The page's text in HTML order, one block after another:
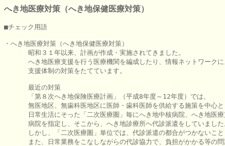
へき地医療対策（へき地保健医療対策）
■チェック用語
・へき地医療対策（へき地保健医療対策）
昭和３１年以来、計画が作成・実施されてきました。
へき地医療支援を行う医療機関を編成したり、情報ネットワーク
      支援体制の対策をたてています。
      最近の対策
      「第８次へき地保険医療計画」（平成8年度～12年度）では、
無医地区、無歯科医地区に医師・歯科医師を供給する施策を中心
日常生活にそった「二次医療圏」毎にへき地中核病院、へき地医
病院を指定し、そこから、へき地診療所へ代診派遣をしていまし
しかし、「二次医療圏」単位では、代診派遣の都合がつかないこ
また、日常業務をこなしながらの代診協力で、負担がかかる等の